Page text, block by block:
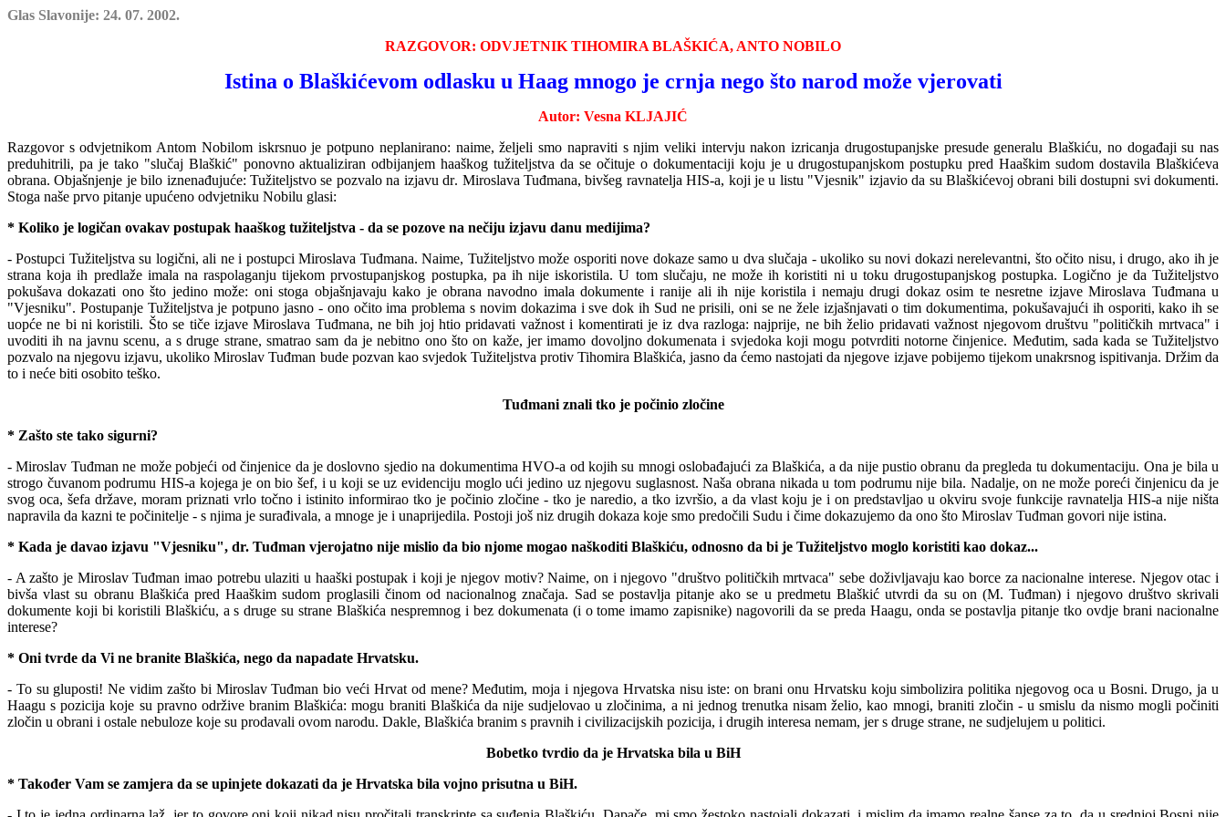
Glas Slavonije: 24. 07. 2002.
RAZGOVOR: ODVJETNIK TIHOMIRA BLAŠKIĆA, ANTO NOBILO
Istina o Blaškićevom odlasku u Haag mnogo je crnja nego što narod može vjerovati
Autor: Vesna KLJAJIĆ
Razgovor s odvjetnikom Antom Nobilom iskrsnuo je potpuno neplanirano: naime, željeli smo napraviti s njim veliki intervju nakon izricanja drugostupanjske presude generalu Blaškiću, no događaji su nas
preduhitrili, pa je tako "slučaj Blaškić" ponovno aktualiziran odbijanjem haaškog tužiteljstva da se očituje o dokumentaciji koju je u drugostupanjskom postupku pred Haaškim sudom dostavila Blaškićeva
obrana. Objašnjenje je bilo iznenađujuće: Tužiteljstvo se pozvalo na izjavu dr. Miroslava Tuđmana, bivšeg ravnatelja HIS-a, koji je u listu "Vjesnik" izjavio da su Blaškićevoj obrani bili dostupni svi dokumenti.
Stoga naše prvo pitanje upućeno odvjetniku Nobilu glasi:
* Koliko je logičan ovakav postupak haaškog tužiteljstva - da se pozove na nečiju izjavu danu medijima?
- Postupci Tužiteljstva su logični, ali ne i postupci Miroslava Tuđmana. Naime, Tužiteljstvo može osporiti nove dokaze samo u dva slučaja - ukoliko su novi dokazi nerelevantni, što očito nisu, i drugo, ako ih je
strana koja ih predlaže imala na raspolaganju tijekom prvostupanjskog postupka, pa ih nije iskoristila. U tom slučaju, ne može ih koristiti ni u toku drugostupanjskog postupka. Logično je da Tužiteljstvo
pokušava dokazati ono što jedino može: oni stoga objašnjavaju kako je obrana navodno imala dokumente i ranije ali ih nije koristila i nemaju drugi dokaz osim te nesretne izjave Miroslava Tuđmana u
"Vjesniku". Postupanje Tužiteljstva je potpuno jasno - ono očito ima problema s novim dokazima i sve dok ih Sud neprisili, oni se ne žele izjašnjavati o tim dokumentima, pokušavajući ih osporiti, kako ih se
uopće ne bi ni koristili. Što se tiče izjave Miroslava Tuđmana, ne bih joj htio pridavati važnost i komentirati je iz dva razloga: najprije, ne bih želio pridavati važnost njegovom društvu "političkih mrtvaca" i
uvoditi ih na javnu scenu, a s druge strane, smatrao sam da je nebitno ono što on kaže, jer imamo dovoljno dokumenata i svjedoka koji mogu potvrditi notorne činjenice. Međutim, sada kada se Tužiteljstvo
pozvalo na njegovu izjavu, ukoliko Miroslav Tuđman bude pozvan kao svjedok Tužiteljstva protiv Tihomira Blaškića, jasno da ćemo nastojati da njegove izjave pobijemo tijekom unakrsnog ispitivanja. Držim da
to i neće biti osobito teško.
Tuđmani znali tko je počinio zločine
* Zašto ste tako sigurni?
- Miroslav Tuđman ne može pobjeći od činjenice da je doslovno sjedio na dokumentima HVO-a od kojih su mnogi oslobađajući za Blaškića, a da nije pustio obranu da pregleda tu dokumentaciju. Ona je bila u
strogo čuvanom podrumu HIS-a kojega je on bio šef, i u koji se uz evidenciju moglo ući jedino uz njegovu suglasnost. Naša obrana nikada u tom podrumu nije bila. Nadalje, on ne može poreći činjenicu da je
svog oca, šefa države, moram priznati vrlo točno i istinito informirao tko je počinio zločine - tko je naredio, a tko izvršio, a da vlast koju je i on predstavljao u okviru svoje funkcije ravnatelja HIS-a nije ništa
napravila da kazni te počinitelje - s njima je surađivala, a mnoge je i unaprijedila. Postoji još niz drugih dokaza koje smo predočili Sudu i čime dokazujemo da ono što Miroslav Tuđman govori nije istina.
* Kada je davao izjavu "Vjesniku", dr. Tuđman vjerojatno nije mislio da bio njome mogao naškoditi Blaškiću, odnosno da bi je Tužiteljstvo moglo koristiti kao dokaz...
- A zašto je Miroslav Tuđman imao potrebu ulaziti u haaški postupak i koji je njegov motiv? Naime, on i njegovo "društvo političkih mrtvaca" sebe doživljavaju kao borce za nacionalne interese. Njegov otac i
bivša vlast su obranu Blaškića pred Haaškim sudom proglasili činom od nacionalnog značaja. Sad se postavlja pitanje ako se u predmetu Blaškić utvrdi da su on (M. Tuđman) i njegovo društvo skrivali
dokumente koji bi koristili Blaškiću, a s druge su strane Blaškića nespremnog i bez dokumenata (i otome imamo zapisnike) nagovorili da se preda Haagu, onda se postavlja pitanje tko ovdje brani nacionalne
interese?
* Oni tvrde da Vi ne branite Blaškića, nego da napadate Hrvatsku.
- To su gluposti! Ne vidim zašto bi Miroslav Tuđman bio veći Hrvat od mene? Međutim, moja i njegova Hrvatska nisu iste: on brani onu Hrvatsku koju simbolizira politika njegovog oca u Bosni. Drugo, ja u
Haagu s pozicija koje su pravno održive branim Blaškića: mogu braniti Blaškića da nije sudjelovao u zločinima, a ni jednog trenutka nisam želio, kao mnogi, braniti zločin - u smislu da nismo mogli počiniti
zločin u obrani i ostale nebuloze koje su prodavali ovom narodu. Dakle, Blaškića branim s pravnih i civilizacijskih pozicija, i drugih interesa nemam, jer s druge strane, ne sudjelujem u politici.
Bobetko tvrdio da je Hrvatska bila u BiH
* Također Vam se zamjera da se upinjete dokazati da je Hrvatska bila vojno prisutna u BiH.